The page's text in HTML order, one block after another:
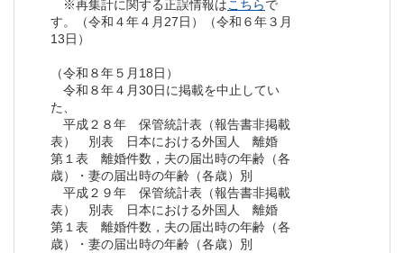
※再集計に関する正誤情報はこちらで
す。（令和４年４月27日）（令和６年３月
13日）
（令和８年５月18日）
令和８年４月30日に掲載を中止してい
た、
平成２８年 保管統計表（報告書非掲載
表） 別表 日本における外国人 離婚
第１表 離婚件数，夫の届出時の年齢（各
歳）・妻の届出時の年齢（各歳）別
平成２９年 保管統計表（報告書非掲載
表） 別表 日本における外国人 離婚
第１表 離婚件数，夫の届出時の年齢（各
歳）・妻の届出時の年齢（各歳）別